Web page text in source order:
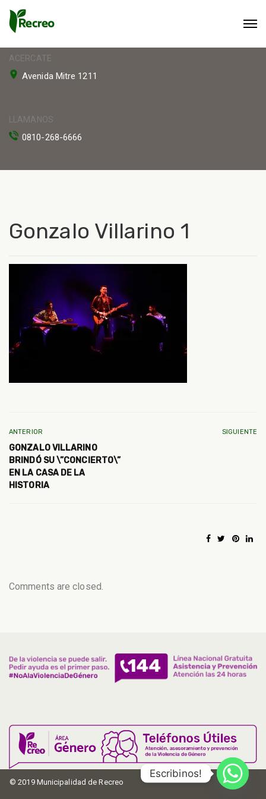
ACERCATE
Avenida Mitre 1211
LLAMANOS
0810-268-6666
Gonzalo Villarino 1
ANTERIOR
GONZALO VILLARINO
BRINDÓ SU \”CONCIERTO\”
EN LA CASA DE LA
HISTORIA
SIGUIENTE
Comments are closed.
© 2019 Municipalidad de Recreo
Escribinos!